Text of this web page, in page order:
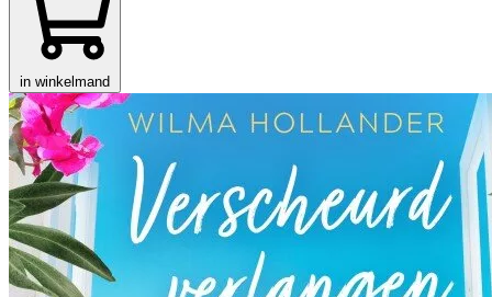
in winkelmand